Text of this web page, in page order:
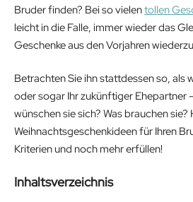
Bruder finden? Bei so vielentollen
leicht in die Falle, immer wieder das
Geschenke aus den Vorjahren
Betrachten Sie ihn stattdessen so, als
oder sogar Ihr zukünftiger Ehepartner
wünschen sie sich? Was brauchen
Weihnachtsgeschenkideen für Ihren
Kriterien und noch mehr erfüllen!
Inhaltsverzeichnis